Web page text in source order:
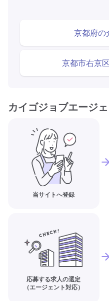
京都府の
京都市右京
カイゴジョブエージ
当サイトへ登録
応募する求人の選定
（エージェント対応）